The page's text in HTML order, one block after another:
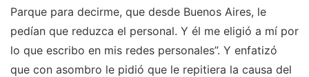
Parque para decirme, que desde Buenos Aires, le
pedían que reduzca el personal. Y él me eligió a mí por
lo que escribo en mis redes personales”. Y enfatizó
que con asombro le pidió que le repitiera la causa del